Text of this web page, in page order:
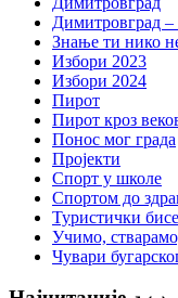
Димитровград –
Знање ти нико
Избори 2023
Избори 2024
Пирот
Пирот кроз
Понос мог града
Пројекти
Спорт у школе
Спортом до
Туристички
Учимо,
Чувари